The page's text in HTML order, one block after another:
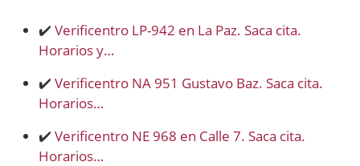
✔️ Verificentro LP-942 en La Paz. Saca cita.
Horarios y…
✔️ Verificentro NA 951 Gustavo Baz. Saca cita.
Horarios…
✔️ Verificentro NE 968 en Calle 7. Saca cita.
Horarios…